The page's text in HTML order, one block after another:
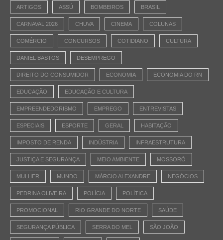
ARTIGOS ASSÚ BOMBEIROS BRASIL
CARNAVAL 2026 CHUVA CINEMA COLUNAS
COMÉRCIO CONCURSOS COTIDIANO CULTURA
DANIEL BASTOS DESEMPREGO
DIREITO DO CONSUMIDOR ECONOMIA ECONOMIA DO RN
EDUCAÇÃO EDUCAÇÃO E CULTURA
EMPREENDEDORISMO EMPREGO ENTREVISTAS
ESPECIAIS ESPORTE GERAL HABITAÇÃO
IMPOSTO DE RENDA INDÚSTRIA INFRAESTRUTURA
JUSTIÇA E SEGURANÇA MEIO AMBIENTE MOSSORÓ
MULHER MUNDO MÁRCIO ALEXANDRE NEGÓCIOS
PEDRINA OLIVEIRA POLÍCIA POLÍTICA
PROMOCIONAL RIO GRANDE DO NORTE SAÚDE
SEGURANÇA PÚBLICA SERRA DO MEL SÃO JOÃO